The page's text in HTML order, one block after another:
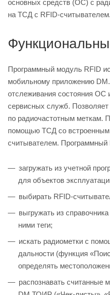
основных средств (ОС) с
на ТСД с RFID-считывателем.
Программный модуль RFID
мобильному приложению
отслеживания состояния ОС
сервисных служб.
по радиочастотным меткам.
помощью ТСД со
считывателем. Программный
загружать из учетной
для объектов
выбирать RFID-
выгружать из
ними теги;
искать радиометки с
дальности (функция
определять
распознавать считанные